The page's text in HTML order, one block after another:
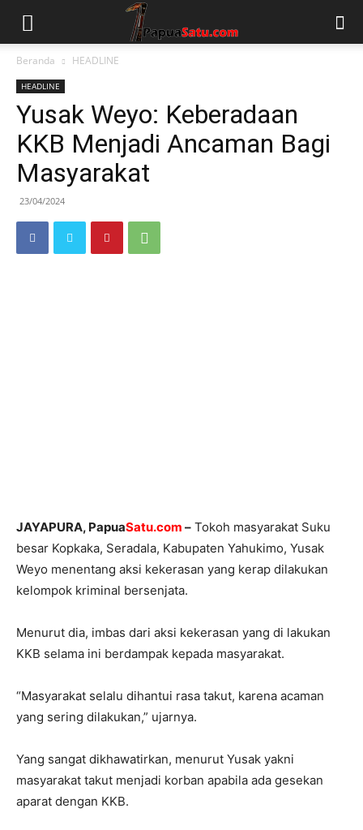
Beranda HEADLINE
HEADLINE
Yusak Weyo: Keberadaan
KKB Menjadi Ancaman Bagi
Masyarakat
23/04/2024
JAYAPURA, PapuaSatu.com – Tokoh masyarakat Suku
besar Kopkaka, Seradala, Kabupaten Yahukimo, Yusak
Weyo menentang aksi kekerasan yang kerap dilakukan
kelompok kriminal bersenjata.
Menurut dia, imbas dari aksi kekerasan yang di lakukan
KKB selama ini berdampak kepada masyarakat.
“Masyarakat selalu dihantui rasa takut, karena acaman
yang sering dilakukan,” ujarnya.
Yang sangat dikhawatirkan, menurut Yusak yakni
masyarakat takut menjadi korban apabila ada gesekan
aparat dengan KKB.